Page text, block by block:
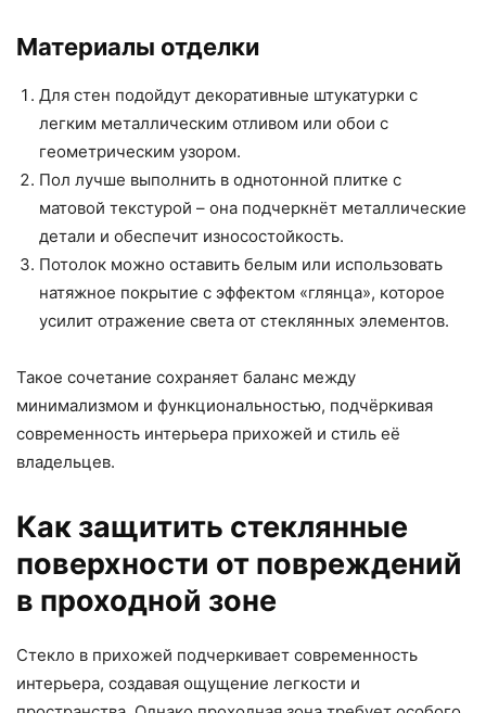
Материалы отделки
Для стен подойдут декоративные штукатурки с
легким металлическим отливом или обои с
геометрическим узором.
Пол лучше выполнить в однотонной плитке с
матовой текстурой – она подчеркнёт металлические
детали и обеспечит износостойкость.
Потолок можно оставить белым или использовать
натяжное покрытие с эффектом «глянца», которое
усилит отражение света от стеклянных элементов.
Такое сочетание сохраняет баланс между
минимализмом и функциональностью, подчёркивая
современность интерьера прихожей и стиль её
владельцев.
Как защитить стеклянные
поверхности от повреждений
в проходной зоне
Стекло в прихожей подчеркивает современность
интерьера, создавая ощущение легкости и